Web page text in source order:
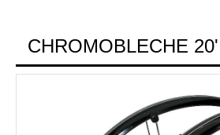
CHROMOBLECHE 20'